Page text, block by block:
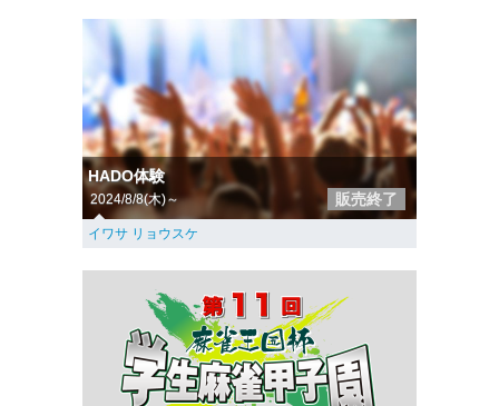
HADO体験
2024/8/8(木)～ 販売終了
イワサ リョウスケ